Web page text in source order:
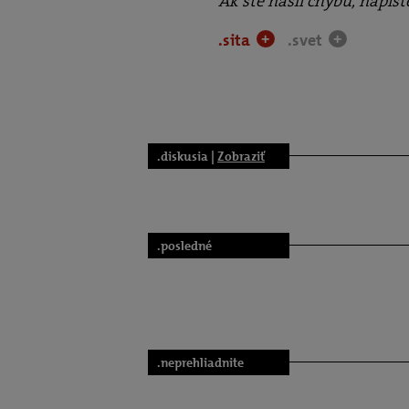
.sita
+ .svet +
.diskusia | Zobraziť
.posledné
.neprehliadnite